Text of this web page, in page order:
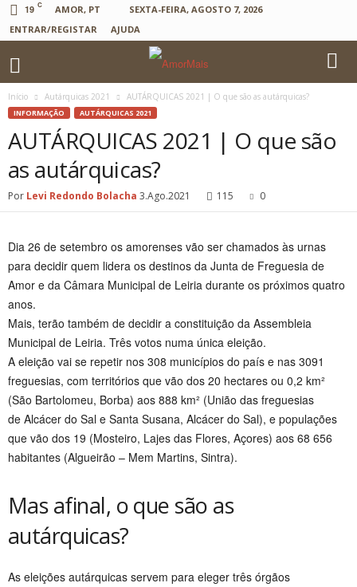
19 C AMOR, PT
SEXTA-FEIRA, AGOSTO 7, 2026
ENTRAR/REGISTAR
AJUDA
Início Autárquicas 2021 AUTÁRQUICAS 2021 | O que são as autárquicas?
INFORMAÇÃO AUTÁRQUICAS 2021
AUTÁRQUICAS 2021 | O que são
as autárquicas?
Por Levi Redondo Bolacha 3.Ago.2021 115 0
Dia 26 de setembro os amorenses vão ser chamados às urnas
para decidir quem lidera os destinos da Junta de Freguesia de
Amor e da Câmara Municipal de Leiria durante os próximos quatro
anos.
Mais, terão também de decidir a constituição da Assembleia
Municipal de Leiria. Três votos numa única eleição.
A eleição vai se repetir nos 308 municípios do país e nas 3091
freguesias, com territórios que vão dos 20 hectares ou 0,2 km²
(São Bartolomeu, Borba) aos 888 km² (União das freguesias
de Alcácer do Sal e Santa Susana, Alcácer do Sal), e populações
que vão dos 19 (Mosteiro, Lajes das Flores, Açores) aos 68 656
habitantes (Algueirão – Mem Martins, Sintra).
Mas afinal, o que são as
autárquicas?
As eleições autárquicas servem para eleger três órgãos